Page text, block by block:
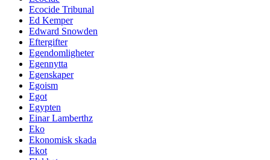
Ecocide Tribunal
Ed Kemper
Edward Snowden
Eftergifter
Egendomligheter
Egennytta
Egenskaper
Egoism
Egot
Egypten
Einar Lamberthz
Eko
Ekonomisk skada
Ekot